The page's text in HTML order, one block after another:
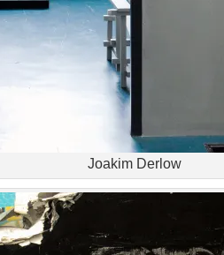
Joakim Derlow